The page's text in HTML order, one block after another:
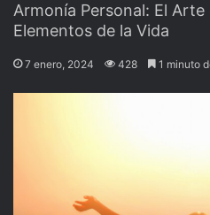
Armonía Personal: El
Elementos de la Vida
7 enero, 2024 428 1 minuto